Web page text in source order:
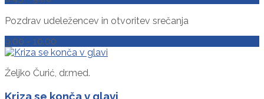
Pozdrav udeležencev in otvoritev srečanja
9.00 - 10.00
Željko Čurić, dr.med.
Kriza se konča v glavi